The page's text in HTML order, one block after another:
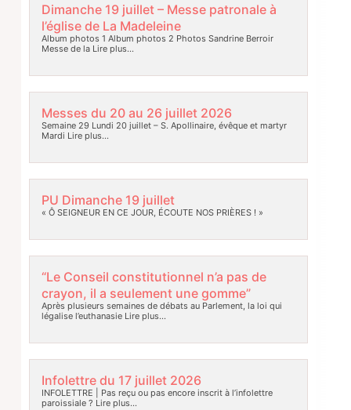
Dimanche 19 juillet – Messe patronale à
l’église de La Madeleine
Album photos 1 Album photos 2 Photos Sandrine Berroir
Messe de laLire plus…
Messes du 20 au 26 juillet 2026
Semaine 29 Lundi 20 juillet – S. Apollinaire, évêque et martyr
Mardi Lire plus…
PU Dimanche 19 juillet
« Ô SEIGNEUR EN CE JOUR, ÉCOUTE NOS PRIÈRES ! »
“Le Conseil constitutionnel n’a pas de
crayon, il a seulement une gomme”
Après plusieurs semaines de débats au Parlement, la loi qui
légalise l’euthanasieLire plus…
Infolettre du 17 juillet 2026
INFOLETTRE | Pas reçu ou pas encore inscrit à l’infolettre
paroissiale ? Lire plus…